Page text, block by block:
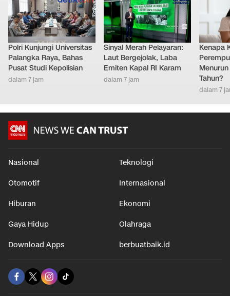
Polri Kunjungi Universitas
Palangka Raya, Bahas
Pusat Studi Kepolisian
dalam 7 jam
Sinyal Merah Pelayaran:
Laut Bergejolak, Laba
Emiten Kapal RI Karam
dalam 7 jam
Kenapa
Tahun?
dalam 7
Nasional Teknologi
Otomotif Internasional
Hiburan Ekonomi
Gaya Hidup Olahraga
Download Apps berbuatbaik.id